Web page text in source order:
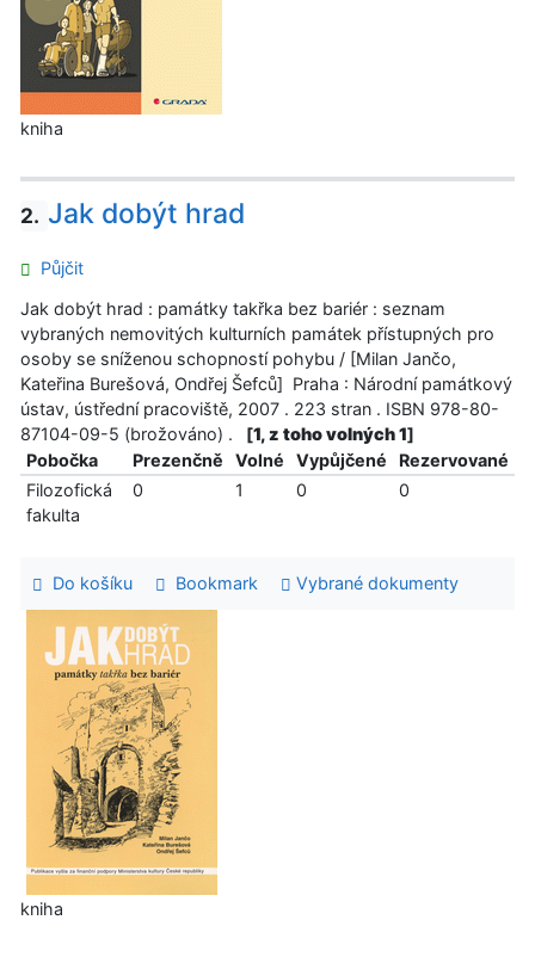
kniha
2. Jak dobýt hrad
Půjčit
Jak dobýt hrad : památky takřka bez bariér : seznam
vybraných nemovitých kulturních památek přístupných pro
osoby se sníženou schopností pohybu / [Milan Jančo,
Kateřina Burešová, Ondřej Šefců] Praha : Národní památkový
ústav, ústřední pracoviště, 2007 . 223 stran . ISBN 978-80-
87104-09-5 (brožováno) .
[1, z toho volných 1]
Pobočka
Prezenčně Volné Vypůjčené
Rezervované
Filozofická
fakulta
0 1 0 0
Do košíku Bookmark Vybrané dokumenty
kniha